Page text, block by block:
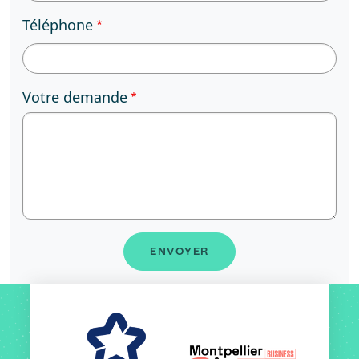
Téléphone
Votre demande